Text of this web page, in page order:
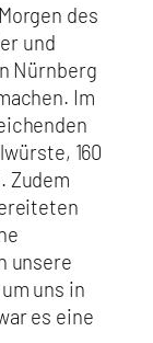
des
und
Nürnberg
Im
160
Zudem
unsere
uns in
es eine